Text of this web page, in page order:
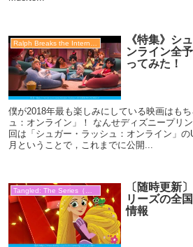
《特集》シ
ンライン全
ってみた！
僕が2018年最も楽しみにしている映画はも
ュ：オンライン」！ なんせディズニープリ
回は「シュガー・ラッシュ：オンライン」
月ということで，これまでに公開...
〔随時更新
リーズの全
情報